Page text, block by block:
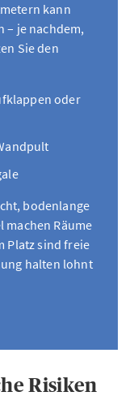
kann
– je nachdem,
Sie den
oder
bodenlange
machen Räume
Platz sind freie
halten lohnt
Risiken